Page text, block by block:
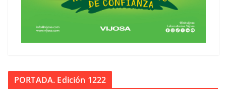
PORTADA. Edición 1222